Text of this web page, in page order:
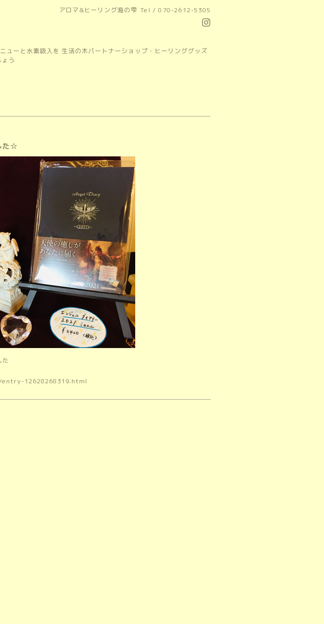
アロマ&ヒーリング海の雫 Tel / 070-2612-5305
ューと水素吸入を 生活の木パートナーショップ・ヒーリンググッズ
う
た☆
た
12628268319.html